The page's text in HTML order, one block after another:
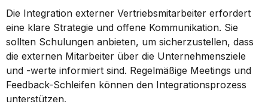
Die Integration externer Vertriebsmitarbeiter erfordert
eine klare Strategie und offene Kommunikation. Sie
sollten Schulungen anbieten, um sicherzustellen, dass
die externen Mitarbeiter über die Unternehmensziele
und -werte informiert sind. Regelmäßige Meetings und
Feedback-Schleifen können den Integrationsprozess
unterstützen.